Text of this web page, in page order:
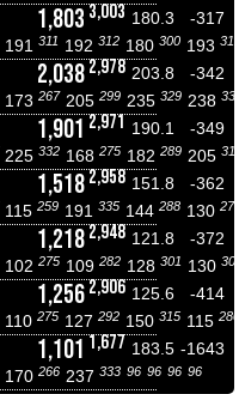
1,803 3,003 180.3
-317
191 311 192 312 180 300 193
2,0382,978 203.8
-342
173 267 205 299 235 329 238
1,901 2,971 190.1
-349
225 332 168 275 182 289 205
1,5182,958 151.8
-362
115 259 191 335 144 288 130
1,2182,948 121.8
-372
102 275 109 282 128 301 130
1,2562,906 125.6
-414
110 275 127 292 150 315 115 280
1,101 1,677 183.5 -1643
170 266 237 333 96 96 96 96